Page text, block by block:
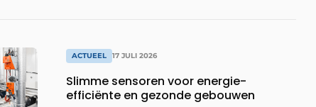
ACTUEEL 17 JULI 2026
Slimme sensoren voor energie-
efficiënte en gezonde gebouwen